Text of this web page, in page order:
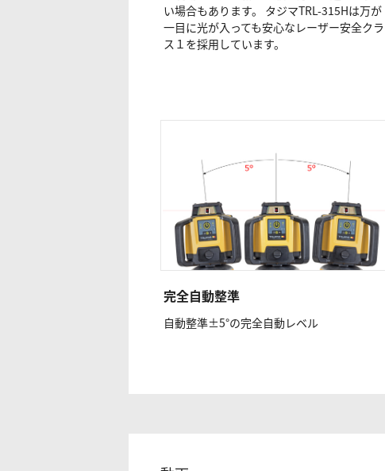
い場合もあります。 タジマTRL-315Hは万が
一目に光が入っても安心なレーザー安全クラ
ス１を採用しています。
完全自動整準
自動整準±5°の完全自動レベル